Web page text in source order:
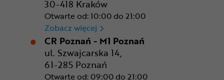
30-418 Kraków
Otwarte od: 10:00 do 21:00
Zobacz więcej CR Kraków - Solvay Park
CR Poznań - M1 Poznań
ul. Szwajcarska 14,
61-285 Poznań
Otwarte od: 09:00 do 21:00